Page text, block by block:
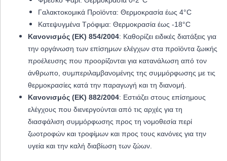
Γαλακτοκομικά Προϊόντα: Θερμοκρασία έως 4°C
Κατεψυγμένα Τρόφιμα: Θερμοκρασία έως -18°C
Κανονισμός (ΕΚ) 854/2004: Καθορίζει ειδικές διατάξεις για
την οργάνωση των επίσημων ελέγχων στα προϊόντα ζωικής
προέλευσης που προορίζονται για κατανάλωση από τον
άνθρωπο, συμπεριλαμβανομένης της συμμόρφωσης με τις
θερμοκρασίες κατά την παραγωγή και τη διανομή.
Κανονισμός (ΕΚ) 882/2004: Εστιάζει στους επίσημους
ελέγχους που διενεργούνται από τις αρχές για τη
διασφάλιση συμμόρφωσης προς τη νομοθεσία περί
ζωοτροφών και τροφίμων και προς τους κανόνες για την
υγεία και την καλή διαβίωση των ζώων.